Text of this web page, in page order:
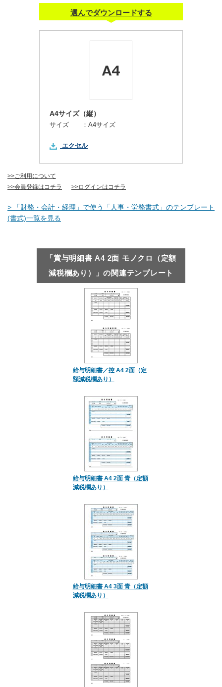
選んでダウンロードする
A4サイズ（縦）
サイズ ： A4サイズ
エクセル
>>ご利用について
>>会員登録はコチラ
>>ログインはコチラ
> 「財務・会計・経理」で使う「人事・労務書式」のテンプレート
(書式)一覧を見る
「賞与明細書 A4 2面 モノクロ（定額
減税欄あり）」の関連テンプレート
給与明細書／控 A4 2面（定
額減税欄あり）
給与明細書 A4 2面 青（定額
減税欄あり）
給与明細書 A4 3面 青（定額
減税欄あり）